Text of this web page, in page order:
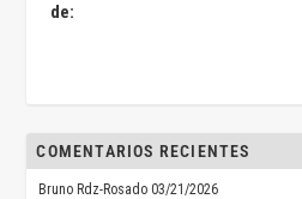
de:
COMENTARIOS RECIENTES
Bruno Rdz-Rosado 03/21/2026